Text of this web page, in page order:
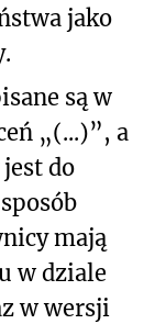
jako
są w
„(...)”, a
do
mają
w dziale
w wersji